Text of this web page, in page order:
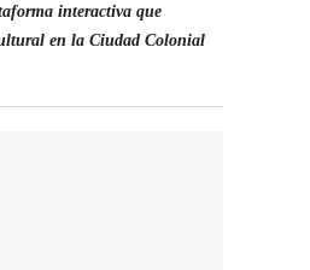
interactiva que
en la Ciudad Colonial